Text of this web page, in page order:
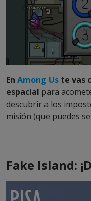
En Among Us te vas
espacial para
descubrir a los
misión (que puedes
Fake Island: